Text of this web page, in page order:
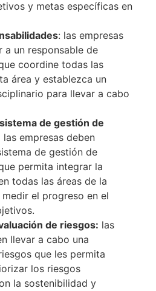
y metas específicas en
: las empresas
a un responsable de
coordine todas las
área y establezca un
para llevar a cabo
de gestión de
las empresas deben
de gestión de
permita integrar la
todas las áreas de la
el progreso en el
de riesgos: las
llevar a cabo una
que les permita
los riesgos
la sostenibilidad y